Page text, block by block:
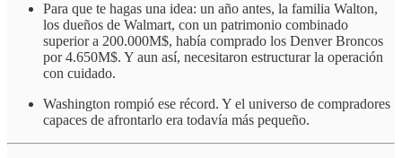
Para que te hagas una idea: un año antes, la familia Walton,
los dueños de Walmart, con un patrimonio combinado
superior a 200.000M$, había comprado los Denver Broncos
por 4.650M$. Y aun así, necesitaron estructurar la operación
con cuidado.
Washington rompió ese récord. Y el universo de compradores
capaces de afrontarlo era todavía más pequeño.